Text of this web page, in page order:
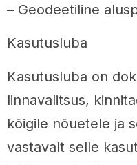
– Geodeetiline
Kasutusluba
Kasutusluba on
linnavalitsus,
kõigile nõuetele ja
vastavalt selle